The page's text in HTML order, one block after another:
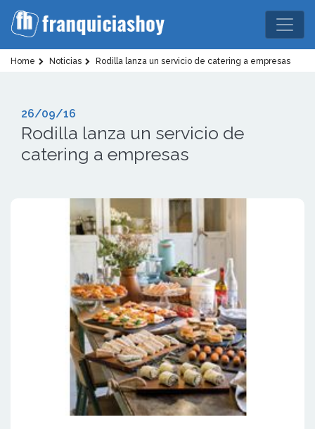
Home Noticias Rodilla lanza un servicio de catering a empresas
26/09/16
Rodilla lanza un servicio de
catering a empresas